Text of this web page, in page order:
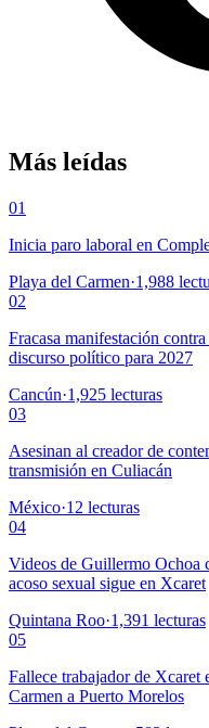
Más leídas
01
Inicia paro laboral en
Playa del Carmen·1,988
02
Fracasa manifestación
discurso político para 2027
Cancún·1,925 lecturas
03
Asesinan al creador de
transmisión en Culiacán
México·12 lecturas
04
Videos de Guillermo Ochoa
acoso sexual sigue en Xcaret
Quintana Roo·1,391 lecturas
05
Fallece trabajador de Xcaret
Carmen a Puerto Morelos